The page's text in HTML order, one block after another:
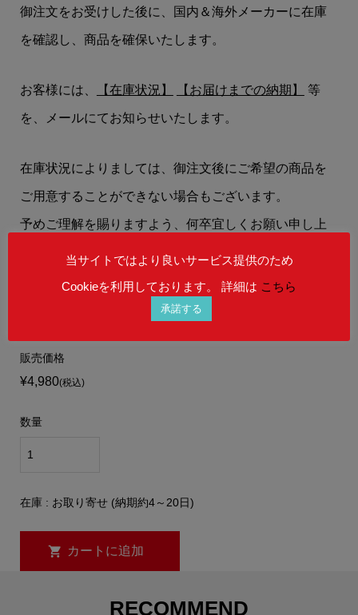
御注文をお受けした後に、国内＆海外メーカーに在庫
を確認し、商品を確保いたします。
お客様には、 【在庫状況】 【お届けまでの納期】 等
を、メールにてお知らせいたします。
在庫状況によりましては、御注文後にご希望の商品を
ご用意することができない場合もございます。
予めご理解を賜りますよう、何卒宜しくお願い申し上
げます。
販売価格
¥4,980(税込)
数量
在庫 : お取り寄せ (納期約4～20日)
RECOMMEND
当サイトではより良いサービス提供のため
Cookieを利用しております。 詳細は こちら
承諾する